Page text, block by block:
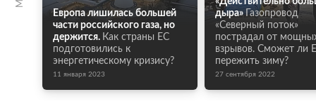
Европа лишилась большей
части российского газа, но
держится. Как страны ЕС
подготовились к
энергетическому кризису?
11 января 2023
дыра» Газопровод
«Северный поток»
пострадал от
взрывов. Сможет ли
пережить зиму?
27 сентября 2022